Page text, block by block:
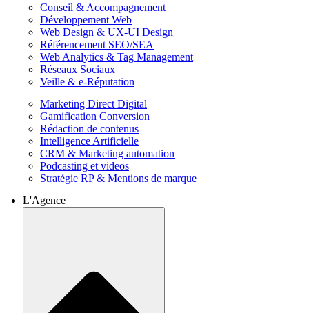
Conseil & Accompagnement
Développement Web
Web Design & UX-UI Design
Référencement SEO/SEA
Web Analytics & Tag Management
Réseaux Sociaux
Veille & e-Réputation
Marketing Direct Digital
Gamification Conversion
Rédaction de contenus
Intelligence Artificielle
CRM & Marketing automation
Podcasting et videos
Stratégie RP & Mentions de marque
L'Agence